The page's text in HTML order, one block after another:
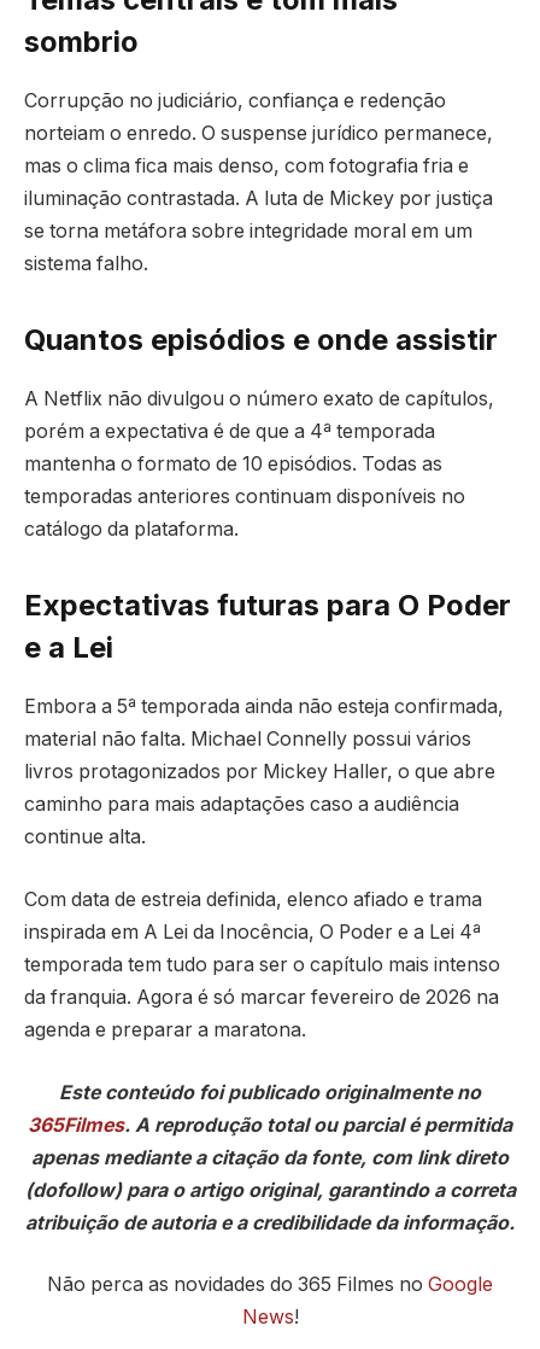
sombrio
Corrupção no judiciário, confiança e redenção
norteiam o enredo. O suspense jurídico permanece,
mas o clima fica mais denso, com fotografia fria e
iluminação contrastada. A luta de Mickey por justiça
se torna metáfora sobre integridade moral em um
sistema falho.
Quantos episódios e onde assistir
A Netflix não divulgou o número exato de capítulos,
porém a expectativa é de que a 4ª temporada
mantenha o formato de 10 episódios. Todas as
temporadas anteriores continuam disponíveis no
catálogo da plataforma.
Expectativas futuras para O Poder
e a Lei
Embora a 5ª temporada ainda não esteja confirmada,
material não falta. Michael Connelly possui vários
livros protagonizados por Mickey Haller, o que abre
caminho para mais adaptações caso a audiência
continue alta.
Com data de estreia definida, elenco afiado e trama
inspirada em A Lei da Inocência, O Poder e a Lei 4ª
temporada tem tudo para ser o capítulo mais intenso
da franquia. Agora é só marcar fevereiro de 2026 na
agenda e preparar a maratona.
Este conteúdo foi publicado originalmente no
365Filmes. A reprodução total ou parcial é permitida
apenas mediante a citação da fonte, com link direto
(dofollow) para o artigo original, garantindo a correta
atribuição de autoria e a credibilidade da informação.
Não perca as novidades do 365 Filmes no Google
News!